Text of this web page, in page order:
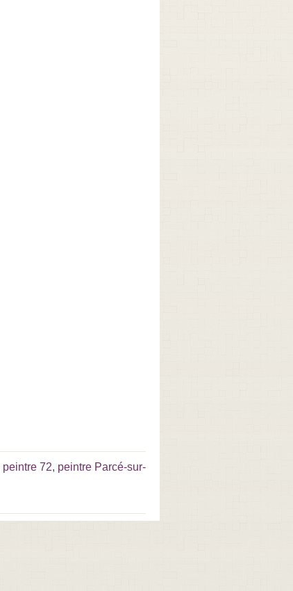
peintre 72, peintre Parcé-sur-